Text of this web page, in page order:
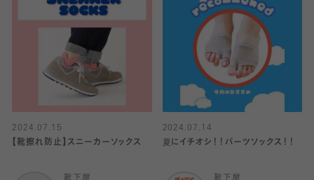
2024.07.15
【靴擦れ防止】スニーカーソックス
2024.07.14
夏にイチオシ！！パーツソックス！！